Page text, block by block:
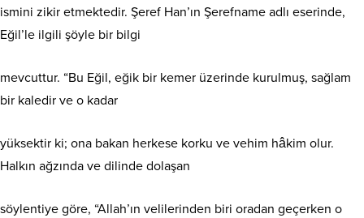
ismini zikir etmektedir. Şeref Han’ın Şerefname adlı eserinde,
Eğil’le ilgili şöyle bir bilgi
mevcuttur. “Bu Eğil, eğik bir kemer üzerinde kurulmuş, sağlam
bir kaledir ve o kadar
yüksektir ki; ona bakan herkese korku ve vehim hâkim olur.
Halkın ağzında ve dilinde dolaşan
söylentiye göre, “Allah’ın velilerinden biri oradan geçerken o